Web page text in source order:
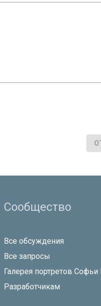
Сообщество
Все обсуждения
Все запросы
Галерея портретов
Разработчикам